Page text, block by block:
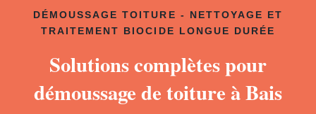
DÉMOUSSAGE TOITURE - NETTOYAGE ET
TRAITEMENT BIOCIDE LONGUE DURÉE
Solutions complètes pour
démoussage de toiture à Bais